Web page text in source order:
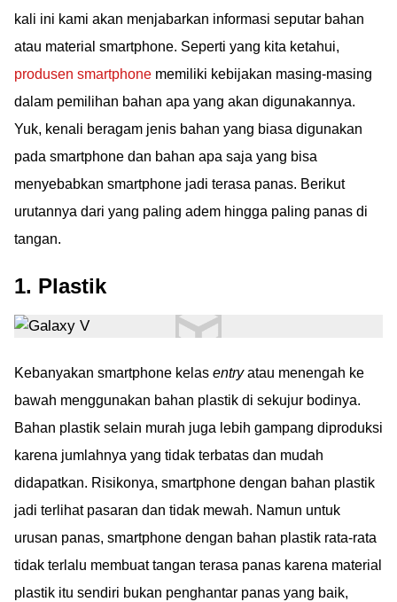
kali ini kami akan menjabarkan informasi seputar bahan
atau material smartphone. Seperti yang kita ketahui,
produsen smartphone memiliki kebijakan masing-masing
dalam pemilihan bahan apa yang akan digunakannya.
Yuk, kenali beragam jenis bahan yang biasa digunakan
pada smartphone dan bahan apa saja yang bisa
menyebabkan smartphone jadi terasa panas. Berikut
urutannya dari yang paling adem hingga paling panas di
tangan.
1. Plastik
Kebanyakan smartphone kelas entryatau menengah ke
bawah menggunakan bahan plastik di sekujur bodinya.
Bahan plastik selain murah juga lebih gampang diproduksi
karena jumlahnya yang tidak terbatas dan mudah
didapatkan. Risikonya, smartphone dengan bahan plastik
jadi terlihat pasaran dan tidak mewah. Namun untuk
urusan panas, smartphone dengan bahan plastik rata-rata
tidak terlalu membuat tangan terasa panas karena material
plastik itu sendiri bukan penghantar panas yang baik,